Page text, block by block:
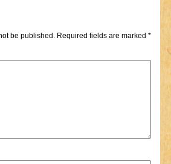
be published.Required fields are marked *